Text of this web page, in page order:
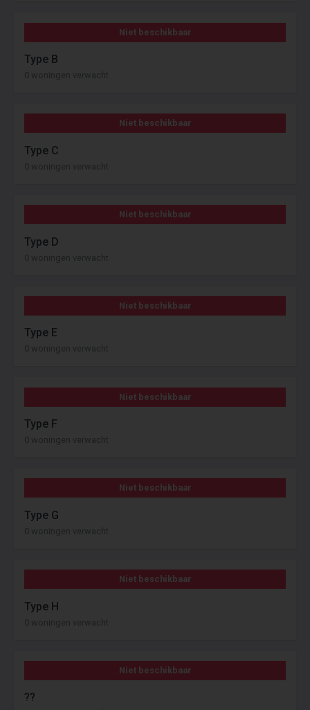
Niet beschikbaar
Type B
0 woningen verwacht
Niet beschikbaar
Type C
0 woningen verwacht
Niet beschikbaar
Type D
0 woningen verwacht
Niet beschikbaar
Type E
0 woningen verwacht
Niet beschikbaar
Type F
0 woningen verwacht
Niet beschikbaar
Type G
0 woningen verwacht
Niet beschikbaar
Type H
0 woningen verwacht
Niet beschikbaar
??